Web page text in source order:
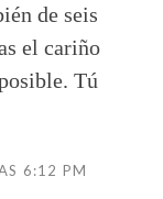
de seis
el cariño
Tú
6:12 PM